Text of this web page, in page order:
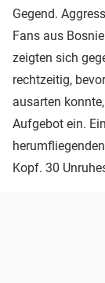
Gegend.
Fans aus
zeigten sich
rechtzeitig,
ausarten
Aufgebot ein.
Kopf. 30